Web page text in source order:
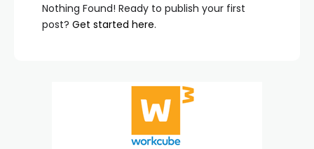
Nothing Found! Ready to publish your first
post? Get started here.